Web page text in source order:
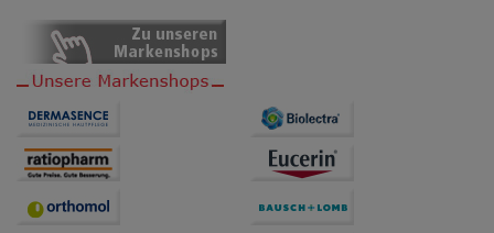
Besuchers oder unsere Seite an bevorzugte
Verhaltensweisen (z.B. Spracheinstellung)
anzupassen. Komfort-Cookies ermöglichen es uns
auch auf Ihre Bedürfnisse zugeschrittene Inhalte
anzuzeigen und unser Partnerprogramm zu
betreiben.
Statistik & Tracking:
Hierüber lassen sich
Informationen über die Art und Weise der Nutzung
unserer Website sammeln, mit deren Hilfe wir unsere